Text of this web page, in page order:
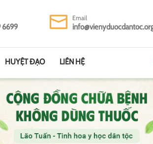
6699
Email
HUYỆT ĐẠO LIÊN HỆ